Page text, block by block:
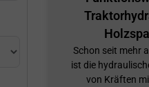
Schon seit mehr
ist die
von Kräften